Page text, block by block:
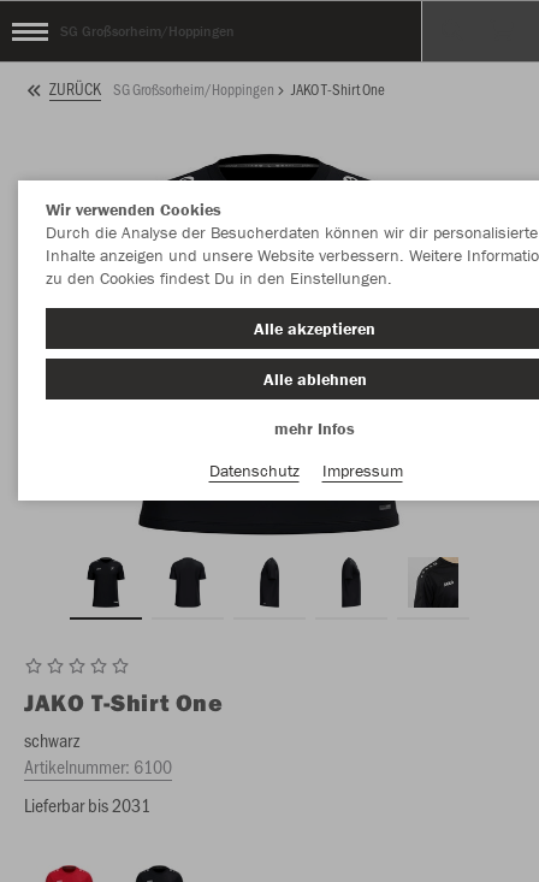
SG Großsorheim/Hoppingen
ZURÜCK SG Großsorheim/Hoppingen JAKO T-Shirt One
JAKO T-Shirt One
schwarz
Artikelnummer: 6100
Lieferbar bis 2031
Wir verwenden Cookies
Durch die Analyse der Besucherdaten können wir dir personalisierte
Inhalte anzeigen und unsere Website verbessern. Weitere
zu den Cookies findest Du in den Einstellungen.
Alle akzeptieren
Alle ablehnen
mehr Infos
Datenschutz
Impressum